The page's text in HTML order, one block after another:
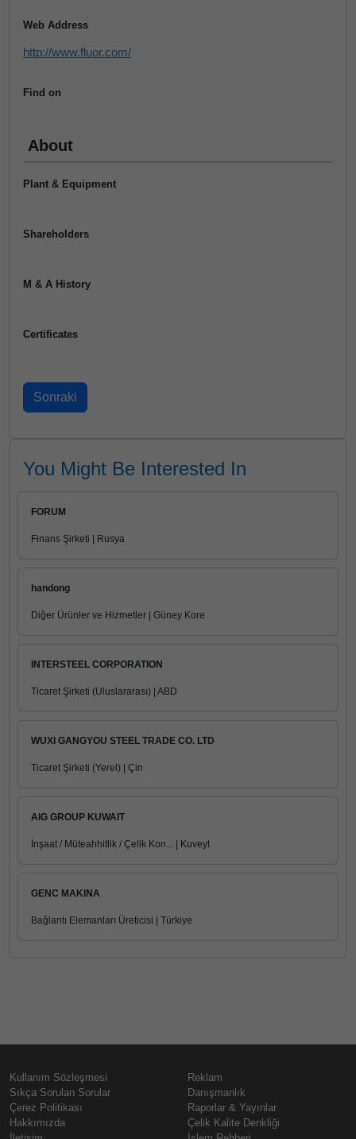
Web Address
http://www.fluor.com/
Find on
About
Plant & Equipment
Shareholders
M & A History
Certificates
You Might Be Interested In
FORUM
Finans Şirketi | Rusya
handong
Diğer Ürünler ve Hizmetler | Güney Kore
INTERSTEEL CORPORATION
Ticaret Şirketi (Uluslararası) | ABD
WUXI GANGYOU STEEL TRADE CO. LTD
Ticaret Şirketi (Yerel) | Çin
AIG GROUP KUWAIT
İnşaat / Müteahhitlik / Çelik Kon... | Kuveyt
GENC MAKINA
Bağlantı Elemanları Üreticisi | Türkiye
Kullanım Sözleşmesi
Sıkça Sorulan Sorular
Çerez Politikası
Hakkımızda
Reklam
Danışmanlık
Raporlar & Yayınlar
Çelik Kalite Denkliği